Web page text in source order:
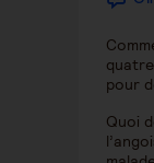
pour
Quoi